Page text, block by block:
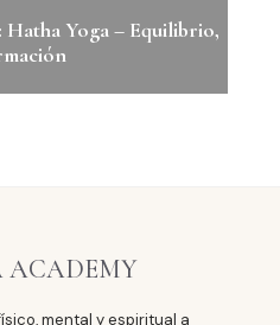
Hatha Yoga – Equilibrio,
ACADEMY
mental y espiritual a